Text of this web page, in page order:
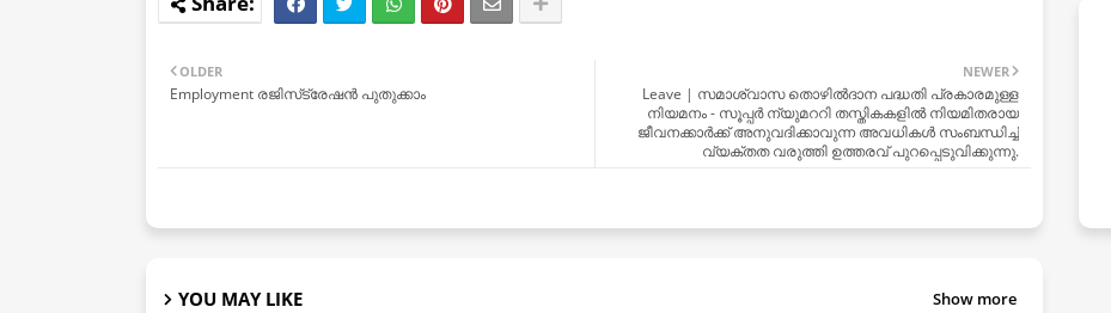
NEWER
Leave | സമാശ്വാസ തൊഴിൽദാന പദ്ധതി പ്രകാരമുള്ള
നിയമനം - സൂപ്പർ ന്യുമററി തസ്തികകളിൽ നിയമിതരായ
ജീവനക്കാർക്ക് അനുവദിക്കാവുന്ന അവധികൾ സംബന്ധിച്ച്
വ്യക്തത വരുത്തി ഉത്തരവ് പുറപ്പെടുവിക്കുന്നു.
OLDER
Employment രജിസ്‌ട്രേഷൻ പുതുക്കാം
YOU MAY LIKE Show more